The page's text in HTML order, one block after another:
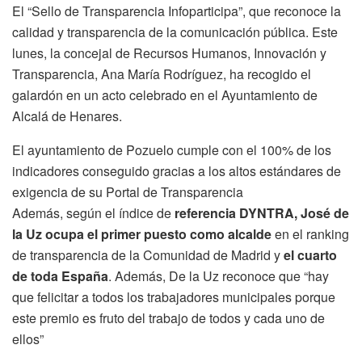
El “Sello de Transparencia Infoparticipa”, que reconoce la
calidad y transparencia de la comunicación pública. Este
lunes, la concejal de Recursos Humanos, Innovación y
Transparencia, Ana María Rodríguez, ha recogido el
galardón en un acto celebrado en el Ayuntamiento de
Alcalá de Henares.
El ayuntamiento de Pozuelo cumple con el 100% de los
indicadores conseguido gracias a los altos estándares de
exigencia de su Portal de Transparencia
Además, según el índice de referencia DYNTRA, José de
la Uz ocupa el primer puesto como alcaldeen el ranking
de transparencia de la Comunidad de Madrid yel cuarto
de toda España. Además, De la Uz reconoce que “hay
que felicitar a todos los trabajadores municipales porque
este premio es fruto del trabajo de todos y cada uno de
ellos”